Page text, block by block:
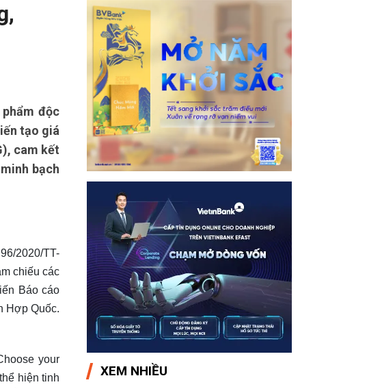
độc
tạo giá
cam kết
bạch
2020/TT-
chiếu các
Báo cáo
Hợp Quốc.
your
hiện tinh
XEM NHIỀU